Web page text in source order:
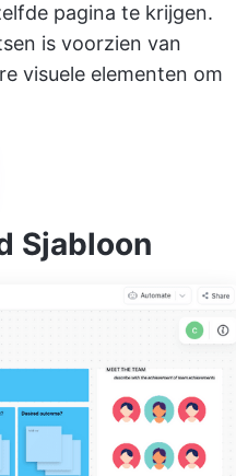
pagina te krijgen.
is voorzien van
visuele elementen om
Sjabloon